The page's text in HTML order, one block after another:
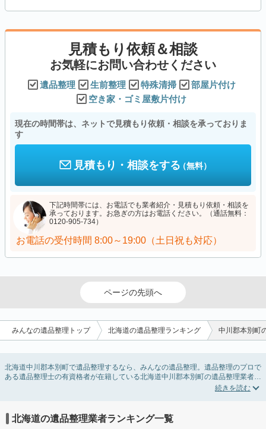
見積もり依頼＆相談
お気軽にお問い合わせください
遺品整理 生前整理 特殊清掃
部屋片付け
空き家・ゴミ屋敷片付け
現在の時間帯は、ネットで見積もり依頼・相談を承っておりま
す
見積もり・相談をする（無料）
下記時間帯には、お電話でも業者紹介・見積もり依頼・相談を
承っております。お急ぎの方はお電話ください。（通話無料：
0120-905-734）
お電話の受付時間 8:00～19:00（土日祝も対応）
ページの先頭へ
みんなの遺品整理トップ 北海道の遺品整理ランキング 中川郡本別町
北海道中川郡本別町で遺品整理するなら、みんなの遺品整理。遺品整理のプロで
ある遺品整理士の有資格者が在籍している北海道中川郡本別町の遺品整理業者が
掲載されています。遺品処分を即日対応してくれる実家の片付け業者や遺品整理
ービスで絞り込み条件を利用し検索してみましょう。
ゴミの処分方法や親の家の遺品整理をはじめる時期などお役立ち情報も豊富なの
北海道の遺品整理業者ランキング一覧